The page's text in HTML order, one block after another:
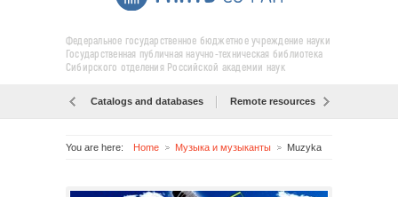
Федеральное государственное бюджетное учреждение науки
Государственная публичная научно-техническая библиотека
Сибирского отделения Российской академии наук
Catalogs and databases Remote resources
You are here: Home Музыка и музыканты Muzyka